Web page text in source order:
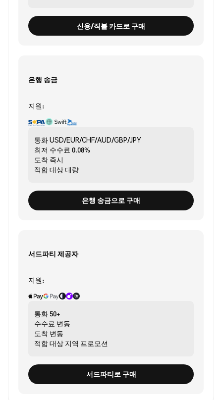
신용/직불 카드로 구매
은행 송금
지원:
통화USD/EUR/CHF/AUD/GBP/JPY
최저 수수료 0.08%
도착 즉시
적합 대상대량
은행 송금으로 구매
서드파티 제공자
지원:
통화 50+
수수료 변동
도착 변동
적합 대상 지역 프로모션
서드파티로 구매